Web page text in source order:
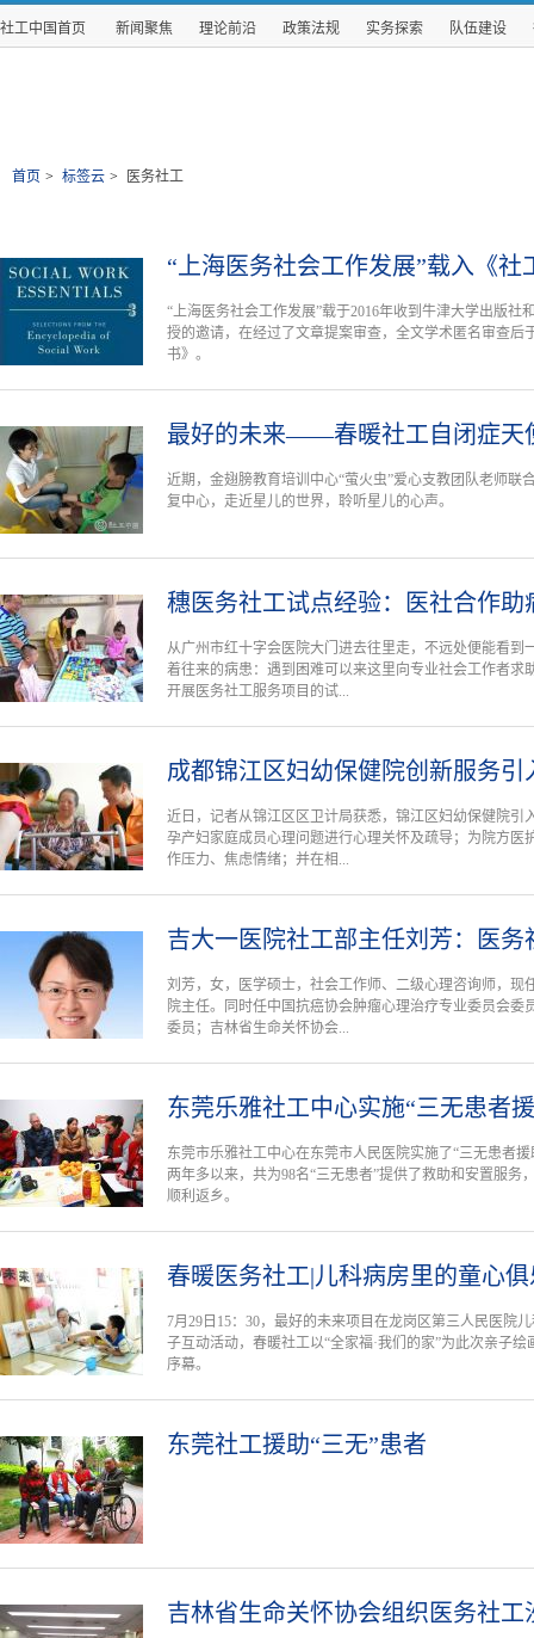
社工中国首页 新闻聚焦 理论前沿 政策法规 实务探索 队伍建设
首页 > 标签云 > 医务社工
“上海医务社会工作发展”载入《社
“上海医务社会工作发展”载于2016年收到牛津大学出版社
授的邀请，在经过了文章提案审查，全文学术匿名审查后
书》。
最好的未来——春暖社工自闭症天
近期，金翅膀教育培训中心“萤火虫”爱心支教团队老师联
复中心，走近星儿的世界，聆听星儿的心声。
穗医务社工试点经验：医社合作助
从广州市红十字会医院大门进去往里走，不远处便能看到
着往来的病患：遇到困难可以来这里向专业社会工作者求
开展医务社工服务项目的试...
成都锦江区妇幼保健院创新服务引
近日，记者从锦江区区卫计局获悉，锦江区妇幼保健院引
孕产妇家庭成员心理问题进行心理关怀及疏导；为院方医
作压力、焦虑情绪；并在相...
吉大一医院社工部主任刘芳：医务
刘芳，女，医学硕士，社会工作师、二级心理咨询师，现
院主任。同时任中国抗癌协会肿瘤心理治疗专业委员会
委员；吉林省生命关怀协会...
东莞乐雅社工中心实施“三无患者
东莞市乐雅社工中心在东莞市人民医院实施了“三无患者
两年多以来，共为98名“三无患者”提供了救助和安置服务
顺利返乡。
春暖医务社工|儿科病房里的童心
7月29日15：30，最好的未来项目在龙岗区第三人民医院
子互动活动，春暖社工以“全家福·我们的家”为此次亲子
序幕。
东莞社工援助“三无”患者
吉林省生命关怀协会组织医务社工